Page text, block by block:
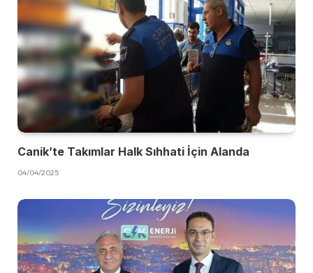
Canik’te Takımlar Halk Sıhhati İçin Alanda
04/04/2025